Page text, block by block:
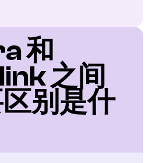
和
之间
别是什